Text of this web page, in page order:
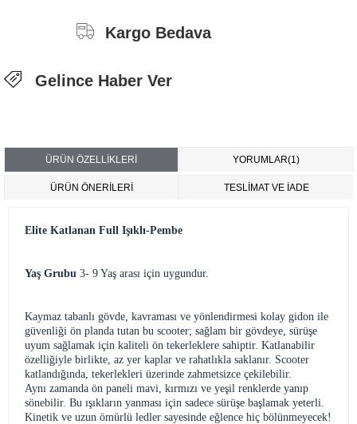
Kargo Bedava
Gelince Haber Ver
ÜRÜN ÖZELLIKLERI YORUMLAR(1)
ÜRÜN ÖNERILERI TESLİMAT VE İADE
Elite Katlanan Full Işıklı-Pembe
Yaş Grubu 3- 9 Yaş arası için uygundur.
Kaymaz tabanlı gövde, kavraması ve yönlendirmesi kolay gidon ile
güvenliği ön planda tutan bu scooter; sağlam bir gövdeye, sürüşe
uyum sağlamak için kaliteli ön tekerleklere sahiptir. Katlanabilir
özelliğiyle birlikte, az yer kaplar ve rahatlıkla saklanır. Scooter
katlandığında, tekerlekleri üzerinde zahmetsizce çekilebilir.
Aynı zamanda ön paneli mavi, kırmızı ve yeşil renklerde yanıp
sönebilir. Bu ışıkların yanması için sadece sürüşe başlamak yeterli.
Kinetik ve uzun ömürlü ledler sayesinde eğlence hiç bölünmeyecek!